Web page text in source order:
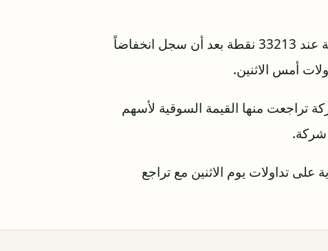
أغلق مؤشر بورصة كراتشي كبرى أسواق الأسهم الباكستانية عند 33213 نقطة بعد أن سجل انخفاضاً
الأسهم المتداولة 104294990 سهماً لـ353 شركة تراجعت منها القيمة السوقية لأسهم
تداولات يوم الاثنين مع تراجع